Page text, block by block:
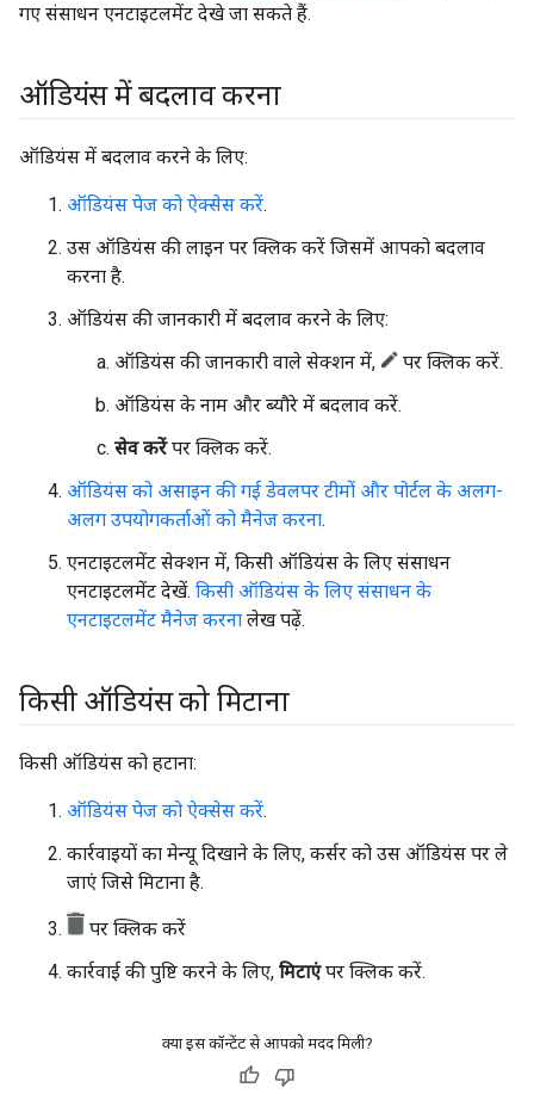
गए संसाधन एनटाइटलमेंट देखे जा सकते हैं.
ऑडियंस में बदलाव करना
ऑडियंस में बदलाव करने के लिए:
ऑडियंस पेज को ऐक्सेस करें.
उस ऑडियंस की लाइन पर क्लिक करें जिसमें आपको बदलाव
करना है.
ऑडियंस की जानकारी में बदलाव करने के लिए:
ऑडियंस की जानकारी वाले सेक्शन में,
पर क्लिक करें.
ऑडियंस के नाम और ब्यौरे में बदलाव करें.
सेव करेंपर क्लिक करें.
ऑडियंस को असाइन की गई डेवलपर टीमों और पोर्टल के अलग-
अलग उपयोगकर्ताओं को मैनेज करना.
एनटाइटलमेंट सेक्शन में, किसी ऑडियंस के लिए संसाधन
एनटाइटलमेंट देखें. किसी ऑडियंस के लिए संसाधन के
एनटाइटलमेंट मैनेज करना लेख पढ़ें.
किसी ऑडियंस को मिटाना
किसी ऑडियंस को हटाना:
ऑडियंस पेज को ऐक्सेस करें.
कार्रवाइयों का मेन्यू दिखाने के लिए, कर्सर को उस ऑडियंस पर ले
जाएं जिसे मिटाना है.
पर क्लिक करें
कार्रवाई की पुष्टि करने के लिए, मिटाएंपर क्लिक करें.
क्या इस कॉन्टेंट से आपको मदद मिली?